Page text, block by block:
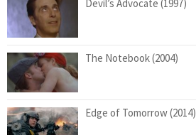
Devil’s Advocate (1997)
The Notebook (2004)
Edge of Tomorrow (2014)